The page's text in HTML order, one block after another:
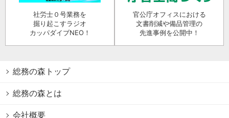
社労士０号業務を
掘り起こすラジオ
カッパダイブNEO！
官公庁オフィスにおける
文書削減や備品管理の
先進事例を公開中！
総務の森トップ
総務の森とは
会社概要